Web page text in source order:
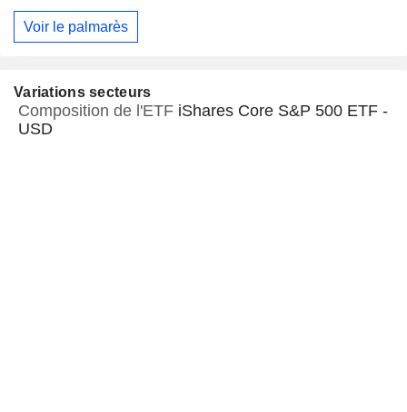
Voir le palmarès
Variations secteurs
Composition de l'ETF iShares Core S&P 500 ETF -
USD